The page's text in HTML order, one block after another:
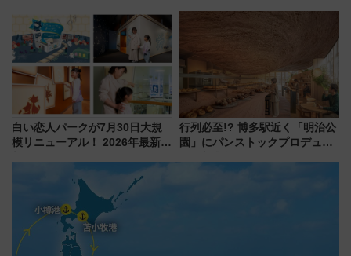
全力応援 夜行列車「ドリーム
おひさま号」も走る
白い恋人パークが7月30日大規
模リニューアル！ 2026年最新の
と料金・アクセスを徹底解説
行列必至!? 博多駅近く「明治公
園」にパンストックプロデュー
オープン 秋からはビストロ営業